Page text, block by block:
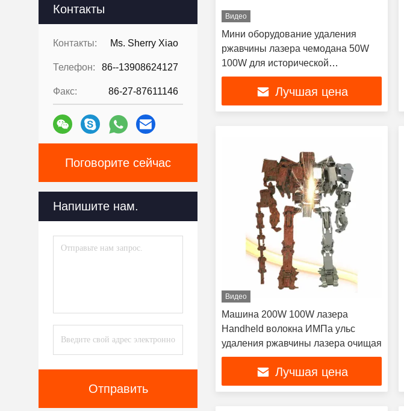
Контакты
Контакты: Ms. Sherry Xiao
Телефон: 86--13908624127
Факс: 86-27-87611146
Поговорите сейчас
Напишите нам.
Отправить
Видео
Мини оборудование удаления
ржавчины лазера чемодана 50W
100W для исторической
скульптуры
Лучшая цена
Видео
Машина 200W 100W лазера
Handheld волокна ИМПа ульс
удаления ржавчины лазера очищая
Лучшая цена